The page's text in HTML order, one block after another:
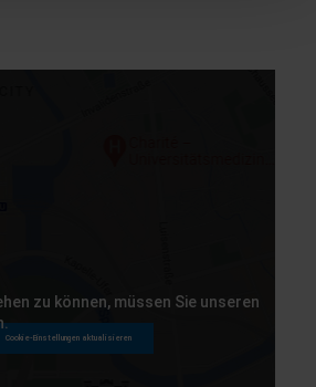
zu können, müssen Sie unseren
Cookie-Einstellungen aktualisieren